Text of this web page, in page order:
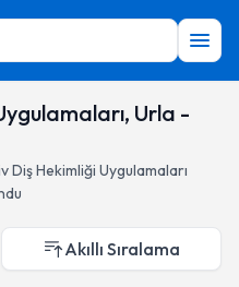
Urla -
Diş Hekimliği Uygulamaları
Akıllı Sıralama